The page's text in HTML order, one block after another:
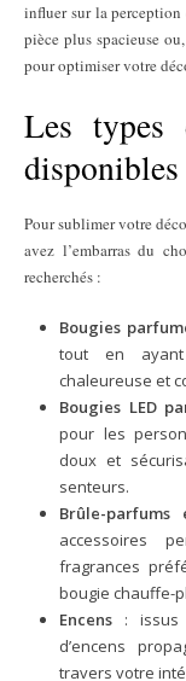
influer sur la perception
pièce plus spacieuse
pour optimiser votre
Les types
disponibles
Pour sublimer votre
avez l’embarras du
recherchés :
Bougies
tout en
chaleureuse et
Bougies LED
pour les
doux et
senteurs.
Brûle-parfums
accessoires
fragrances
bougie chauffe-
Encens : issus
d’encens
travers votre